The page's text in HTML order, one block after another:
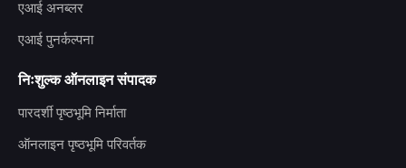
एआई अनब्लर
एआई पुनर्कल्पना
निःशुल्क ऑनलाइन संपादक
पारदर्शी पृष्ठभूमि निर्माता
ऑनलाइन पृष्ठभूमि परिवर्तक